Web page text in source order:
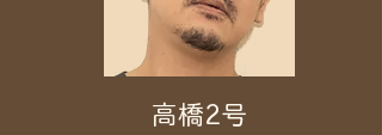
高橋2号